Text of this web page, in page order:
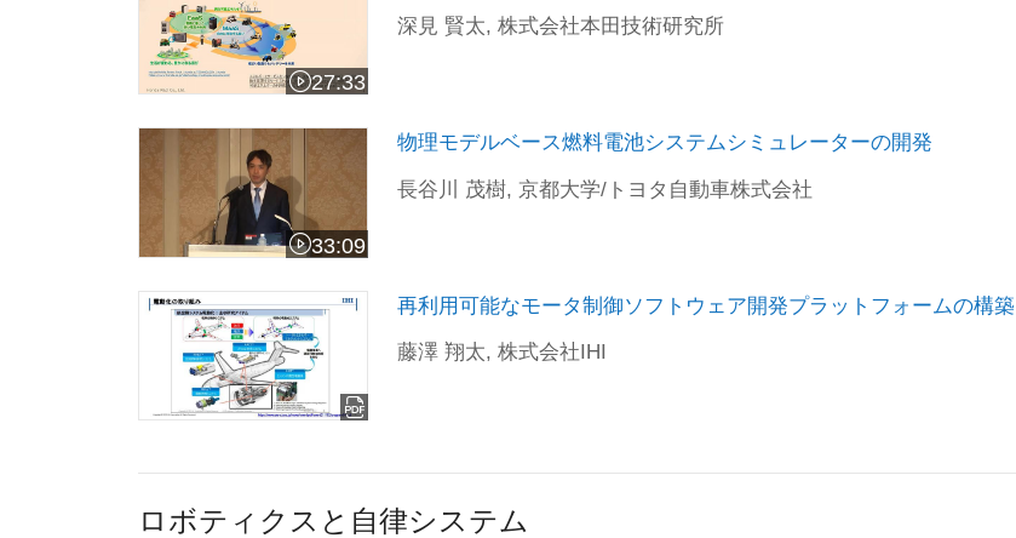
27:33
ビデオの長さ 27:33
深見 賢太, 株式会社本田技術研究所
物理モデルベース燃料電池システムシミュレーターの開発
33:09
ビデオの長さ 33:09
物理モデルベース燃料電池システムシミュレーターの開発
長谷川 茂樹, 京都大学/トヨタ自動車株式会社
再利用可能なモータ制御ソフトウェア開発プラットフォームの構築
藤澤 翔太, 株式会社IHI
ロボティクスと自律システム